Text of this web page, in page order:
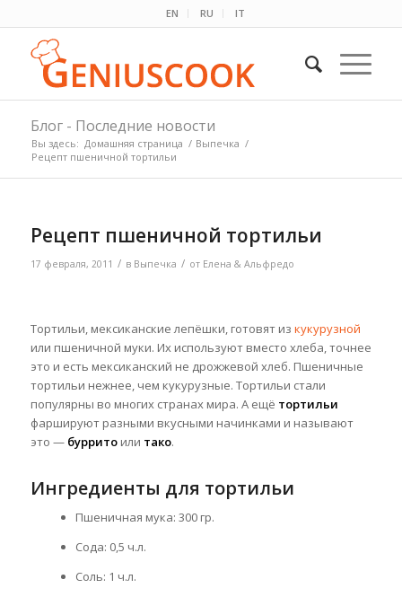
EN RU IT
Блог - Последние новости
Вы здесь: Домашняя страница / Выпечка /
Рецепт пшеничной тортильи
Рецепт пшеничной тортильи
17 февраля, 2011 / в Выпечка / от Елена & Альфредо
Тортильи, мексиканские лепёшки, готовят из кукурузной
или пшеничной муки. Их используют вместо хлеба, точнее
это и есть мексиканский не дрожжевой хлеб. Пшеничные
тортильи нежнее, чем кукурузные. Тортильи стали
популярны во многих странах мира. А ещё тортильи
фаршируют разными вкусными начинками и называют
это — бурритоили тако.
Ингредиенты для тортильи
Пшеничная мука: 300 гр.
Сода: 0,5 ч.л.
Соль: 1 ч.л.